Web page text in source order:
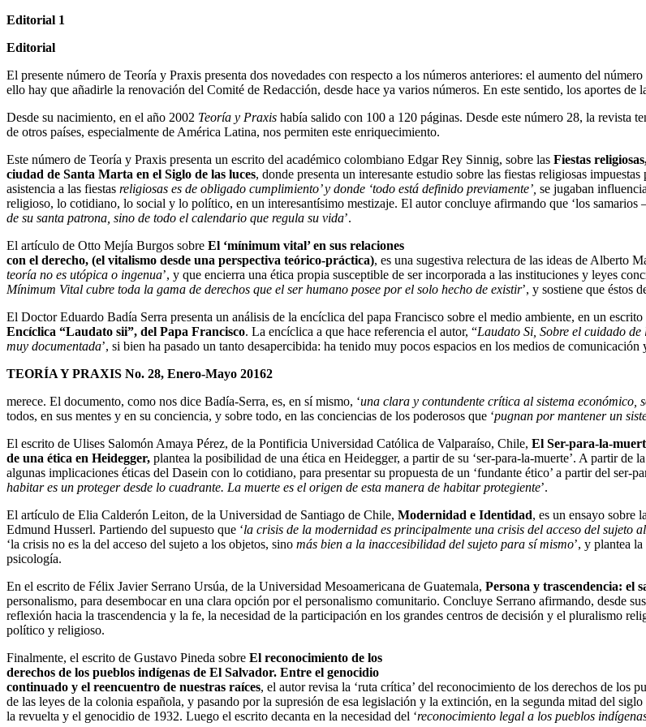
Editorial 1
Editorial
El presente número de Teoría y Praxis presenta dos novedades con respecto a los números anteriores: el aumento del
ello hay que añadirle la renovación del Comité de Redacción, desde hace ya varios números. En este sentido, los aportes
Desde su nacimiento, en el año 2002 Teoría y Praxis había salido con 100 a 120 páginas. Desde este número 28, la revista
de otros países, especialmente de América Latina, nos permiten este enriquecimiento.
Este número de Teoría y Praxis presenta un escrito del académico colombiano Edgar Rey Sinnig, sobre las Fiestas
ciudad de Santa Marta en el Siglo de las luces, donde presenta un interesante estudio sobre las fiestas religiosas
asistencia a las fiestas religiosas es de obligado cumplimiento’ y donde ‘todo está definido previamente’, se jugaban
religioso, lo cotidiano, lo social y lo político, en un interesantísimo mestizaje. El autor concluye afirmando que ‘los samarios
de su santa patrona, sino de todo el calendario que regula su vida’.
El artículo de Otto Mejía Burgos sobre El ‘mínimum vital’ en sus relaciones
con el derecho, (el vitalismo desde una perspectiva teórico-práctica), es una sugestiva relectura de las ideas de Alberto
teoría no es utópica o ingenua’, y que encierra una ética propia susceptible de ser incorporada a las instituciones y leyes
Mínimum Vital cubre toda la gama de derechos que el ser humano posee por el solo hecho de existir’, y sostiene que éstos
El Doctor Eduardo Badía Serra presenta un análisis de la encíclica del papa Francisco sobre el medio ambiente, en un
Encíclica “Laudato sii”, del Papa Francisco. La encíclica a que hace referencia el autor, “Laudato Si, Sobre el cuidado de
muy documentada’, si bien ha pasado un tanto desapercibida: ha tenido muy pocos espacios en los medios de comunicación
TEORÍA Y PRAXIS No. 28, Enero-Mayo 20162
merece. El documento, como nos dice Badía-Serra, es, en sí mismo, ‘una clara y contundente crítica al sistema
todos, en sus mentes y en su conciencia, y sobre todo, en las conciencias de los poderosos que ‘pugnan por mantener un
El escrito de Ulises Salomón Amaya Pérez, de la Pontificia Universidad Católica de Valparaíso, Chile, El Ser-para-la-
de una ética en Heidegger, plantea la posibilidad de una ética en Heidegger, a partir de su ‘ser-para-la-muerte’. A partir de
algunas implicaciones éticas del Dasein con lo cotidiano, para presentar su propuesta de un ‘fundante ético’ a partir del ser-
habitar es un proteger desde lo cuadrante. La muerte es el origen de esta manera de habitar protegiente’.
El artículo de Elia Calderón Leiton, de la Universidad de Santiago de Chile, Modernidad e Identidad, es un ensayo sobre
Edmund Husserl. Partiendo del supuesto que ‘la crisis de la modernidad es principalmente una crisis del acceso del sujeto
‘la crisis no es la del acceso del sujeto a los objetos, sino más bien a la inaccesibilidad del sujeto para sí mismo’, y plantea
psicología.
En el escrito de Félix Javier Serrano Ursúa, de la Universidad Mesoamericana de Guatemala, Persona y trascendencia: el
personalismo, para desembocaren una clara opción por el personalismo comunitario. Concluye Serrano afirmando, desde
reflexión hacia la trascendencia y la fe, la necesidad de la participación en los grandes centros de decisión y el pluralismo
político y religioso.
Finalmente, el escrito de Gustavo Pineda sobre El reconocimiento de los
derechos de los pueblos indígenas de El Salvador. Entre el genocidio
continuado y el reencuentro de nuestras raíces, el autor revisa la ‘ruta crítica’ del reconocimiento de los derechos de los
de las leyes de la colonia española, y pasando por la supresión de esa legislación y la extinción, en la segunda mitad del
la revuelta y el genocidio de 1932. Luego el escrito decanta en la necesidad del ‘reconocimiento legal a los pueblos